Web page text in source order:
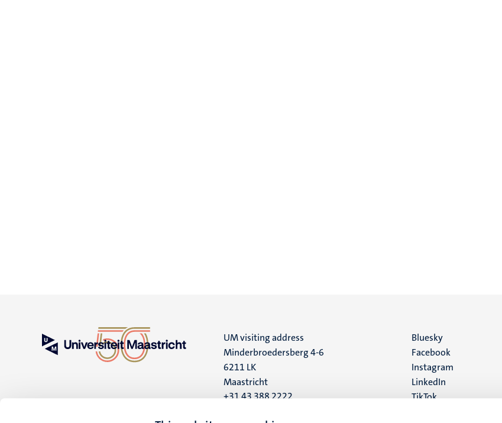
UM visiting address
Minderbroedersberg 4-6
6211 LK
Maastricht
+31 43 388 2222
Social
media
Bluesky
Facebook
Instagram
LinkedIn
TikTok